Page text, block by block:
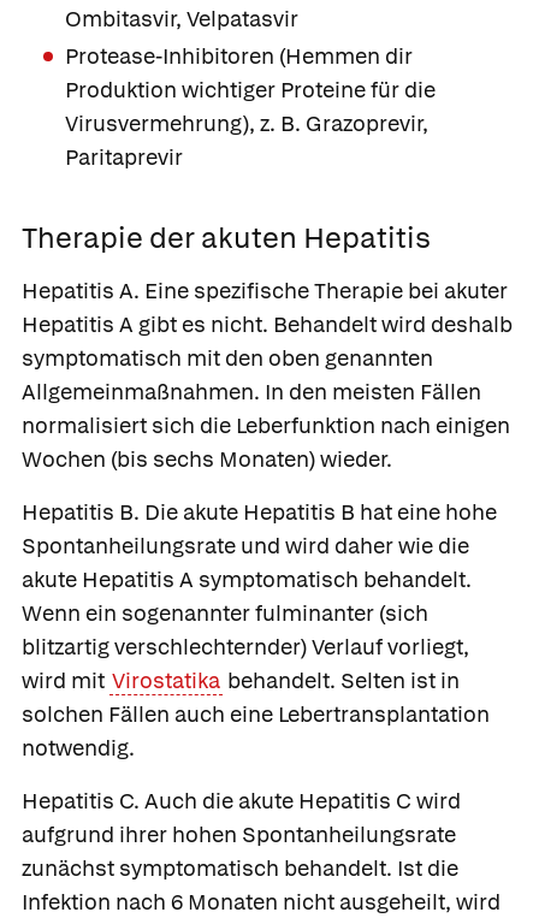
Ombitasvir, Velpatasvir
Protease-Inhibitoren (Hemmen dir
Produktion wichtiger Proteine für die
Virusvermehrung), z. B. Grazoprevir,
Paritaprevir
Therapie der akuten Hepatitis
Hepatitis A. Eine spezifische Therapie bei akuter
Hepatitis A gibt es nicht. Behandelt wird deshalb
symptomatisch mit den oben genannten
Allgemeinmaßnahmen. In den meisten Fällen
normalisiert sich die Leberfunktion nach einigen
Wochen (bis sechs Monaten) wieder.
Hepatitis B. Die akute Hepatitis B hat eine hohe
Spontanheilungsrate und wird daher wie die
akute Hepatitis A symptomatisch behandelt.
Wenn ein sogenannter fulminanter (sich
blitzartig verschlechternder) Verlauf vorliegt,
wird mit Virostatika behandelt. Selten ist in
solchen Fällen auch eine Lebertransplantation
notwendig.
Hepatitis C. Auch die akute Hepatitis C wird
aufgrund ihrer hohen Spontanheilungsrate
zunächst symptomatisch behandelt. Ist die
Infektion nach 6 Monaten nicht ausgeheilt, wird